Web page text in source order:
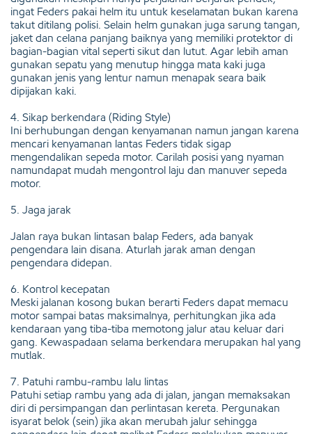
ingat Feders pakai helm itu untuk keselamatan bukan karena
takut ditilang polisi. Selain helm gunakan juga sarung tangan,
jaket dan celana panjang baiknya yang memiliki protektor di
bagian-bagian vital seperti sikut dan lutut. Agar lebih aman
gunakan sepatu yang menutup hingga mata kaki juga
gunakan jenis yang lentur namun menapak seara baik
dipijakan kaki.
4. Sikap berkendara (Riding Style)
Ini berhubungan dengan kenyamanan namun jangan karena
mencari kenyamanan lantas Feders tidak sigap
mengendalikan sepeda motor. Carilah posisi yang nyaman
namundapat mudah mengontrol laju dan manuver sepeda
motor.
5. Jaga jarak
Jalan raya bukan lintasan balap Feders, ada banyak
pengendara lain disana. Aturlah jarak aman dengan
pengendara didepan.
6. Kontrol kecepatan
Meski jalanan kosong bukan berarti Feders dapat memacu
motor sampai batas maksimalnya, perhitungkan jika ada
kendaraan yang tiba-tiba memotong jalur atau keluar dari
gang. Kewaspadaan selama berkendara merupakan hal yang
mutlak.
7. Patuhi rambu-rambu lalu lintas
Patuhi setiap rambu yang ada di jalan, jangan memaksakan
diri di persimpangan dan perlintasan kereta. Pergunakan
isyarat belok (sein) jika akan merubah jalur sehingga